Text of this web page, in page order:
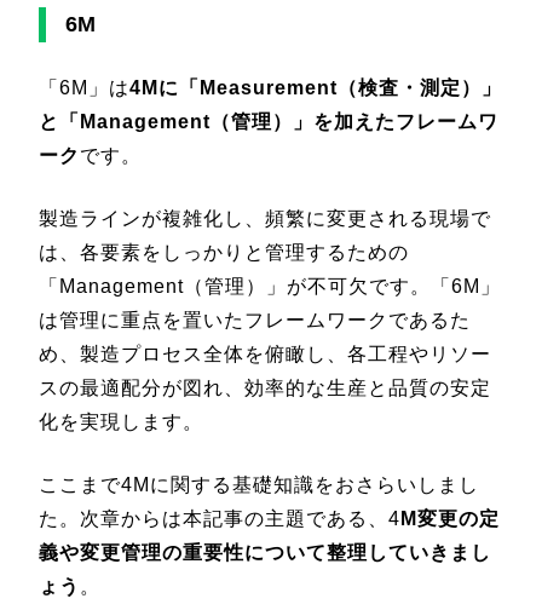
6M
「6M」は4Mに「Measurement（検査・測定）」
と「Management（管理）」を加えたフレームワ
ーク です。
製造ラインが複雑化し、頻繁に変更される現場で
は、各要素をしっかりと管理するための
「Management（管理）」が不可欠です。「6M」
は管理に重点を置いたフレームワークであるた
め、製造プロセス全体を俯瞰し、各工程やリソー
スの最適配分が図れ、効率的な生産と品質の安定
化を実現します。
ここまで4Mに関する基礎知識をおさらいしまし
た。次章からは本記事の主題である、4 M変更の定
義や変更管理の重要性について整理していきまし
ょう 。